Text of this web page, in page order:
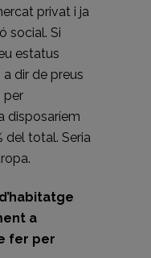
privat i ja
social. Si
estatus
dir de preus
per
disposaríem
del total. Seria
a
fer per